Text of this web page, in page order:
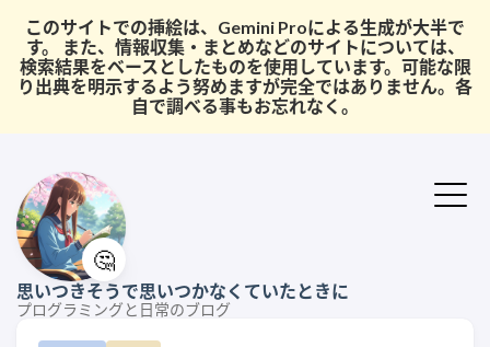
このサイトでの挿絵は、Gemini Proによる生成が大半で
す。 また、情報収集・まとめなどのサイトについては、
検索結果をベースとしたものを使用しています。可能な限
り出典を明示するよう努めますが完全ではありません。各
自で調べる事もお忘れなく。
🤔
思いつきそうで思いつかなくていたときに
プログラミングと日常のブログ